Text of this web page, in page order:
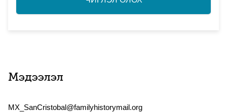
Мэдээлэл
MX_SanCristobal@familyhistorymail.org